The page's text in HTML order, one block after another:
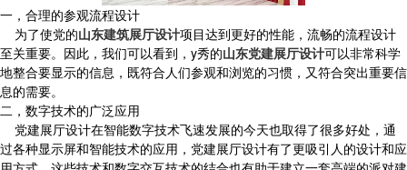
一，合理的参观流程设计
为了使党的山东建筑展厅设计项目达到更好的性能，流畅的流程设计
至关重要。因此，我们可以看到，y秀的山东党建展厅设计可以非常科学
地整合要显示的信息，既符合人们参观和浏览的习惯，又符合突出重要信
息的需要。
二，数字技术的广泛应用
党建展厅设计在智能数字技术飞速发展的今天也取得了很多好处，通
过各种显示屏和智能技术的应用，党建展厅设计有了更吸引人的设计和应